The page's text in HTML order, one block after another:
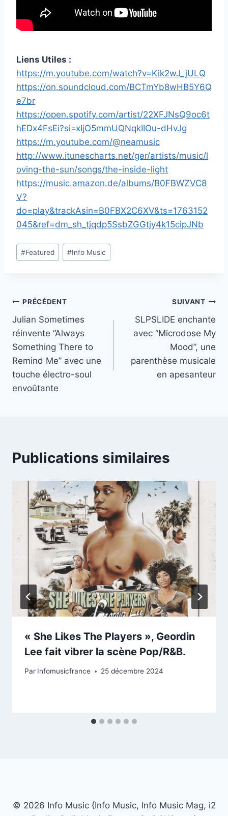
Liens Utiles :
https://m.youtube.com/watch?v=Kik2wJ_jULQ
https://on.soundcloud.com/BCTmYb8wHB5Y6Q
e7br
https://open.spotify.com/artist/22XFJNsQ9oc6t
hEDx4FsEi?si=xIjO5mmUQNqkIIOu-dHvJg
https://m.youtube.com/@neamusic
http://www.itunescharts.net/ger/artists/music/l
oving-the-sun/songs/the-inside-light
https://music.amazon.de/albums/B0FBWZVC8
V?
do=play&trackAsin=B0FBX2C6XV&ts=1763152
045&ref=dm_sh_tjqdp5SsbZGGtjy4k15cipJNb
Étiquettes
de
#Featured #Info Music
Navigation
de
l’article
PRÉCÉDENT
Julian Sometimes
réinvente “Always
Something There to
Remind Me” avec une
touche électro-soul
envoûtante
SUIVANT
SLPSLIDE enchante
avec “Microdose My
Mood”, une
parenthèse musicale
en apesanteur
Publications similaires
« She Likes The Players », Geordin
Lee fait vibrer la scène Pop/R&B.
Par Infomusicfrance 25 décembre 2024
© 2026 Info Music {Info Music, Info Music Mag, i2